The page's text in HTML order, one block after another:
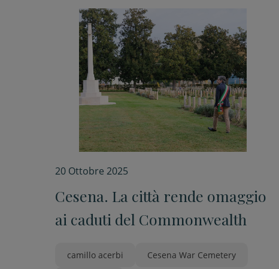
20 Ottobre 2025
Cesena. La città rende omaggio
ai caduti del Commonwealth
camillo acerbi Cesena War Cemetery